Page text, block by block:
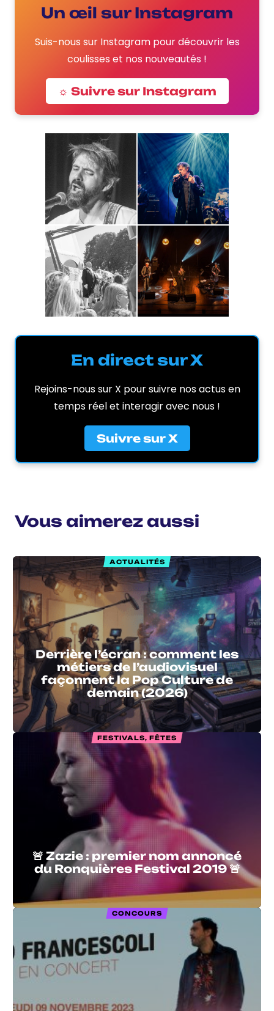
Un œil sur Instagram
Suis-nous sur Instagram pour découvrir les
coulisses et nos nouveautés !
☼ Suivre sur Instagram
En direct sur X
Rejoins-nous sur X pour suivre nos actus en
temps réel et interagir avec nous !
Suivre sur X
Vous aimerez aussi
ACTUALITÉS
Derrière l’écran : comment les
métiers de l’audiovisuel
façonnent la Pop Culture de
demain (2026)
FESTIVALS, FÊTES
🚨 Zazie : premier nom annoncé
du Ronquières Festival 2019 🚨
CONCOURS